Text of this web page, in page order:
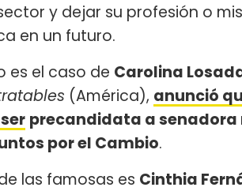
y dejar su profesión o
en un futuro.
es el caso de Carolina
(América), anunció
precandidata a senadora
por el Cambio.
las famosas es Cinthia